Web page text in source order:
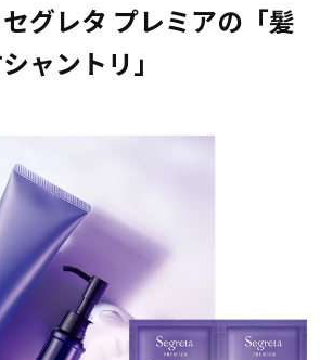
セグレタ プレミアの「髪
ャントリ」